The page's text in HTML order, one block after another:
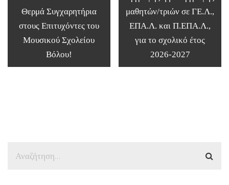
Θερμά Συγχαρητήρια
στους Επιτυχόντες του
Μουσικού Σχολείου
Βόλου!
μαθητών/τριών σε ΓΕ.Λ.,
ΕΠΑ.Λ. και Π.ΕΠΑ.Λ.,
για το σχολικό έτος
2026-2027